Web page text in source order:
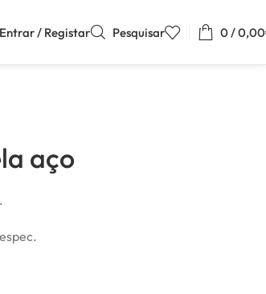
Entrar / Registar Pesquisar 0/0,00
aço